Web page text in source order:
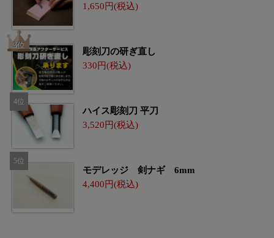
1,650
彫刻刀の研ぎ直し
330
ハイス彫刻刀 平刀
3,520
モデレッジ 剣ナギ 6mm
4,400